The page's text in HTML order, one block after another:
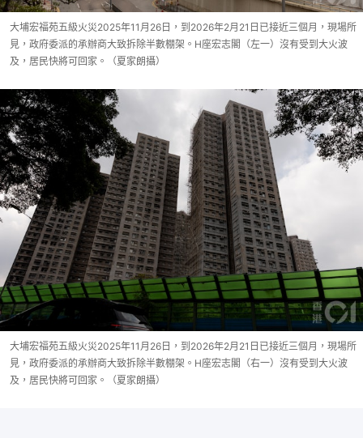
大埔宏福苑五級火災2025年11月26日，到2026年2月21日已接近三個月，現場所
見，政府委派的承辦商大致拆除半數棚架。H座宏志閣（左一）沒有受到大火波
及，居民快將可回家。（夏家朗攝）
大埔宏福苑五級火災2025年11月26日，到2026年2月21日已接近三個月，現場所
見，政府委派的承辦商大致拆除半數棚架。H座宏志閣（右一）沒有受到大火波
及，居民快將可回家。（夏家朗攝）